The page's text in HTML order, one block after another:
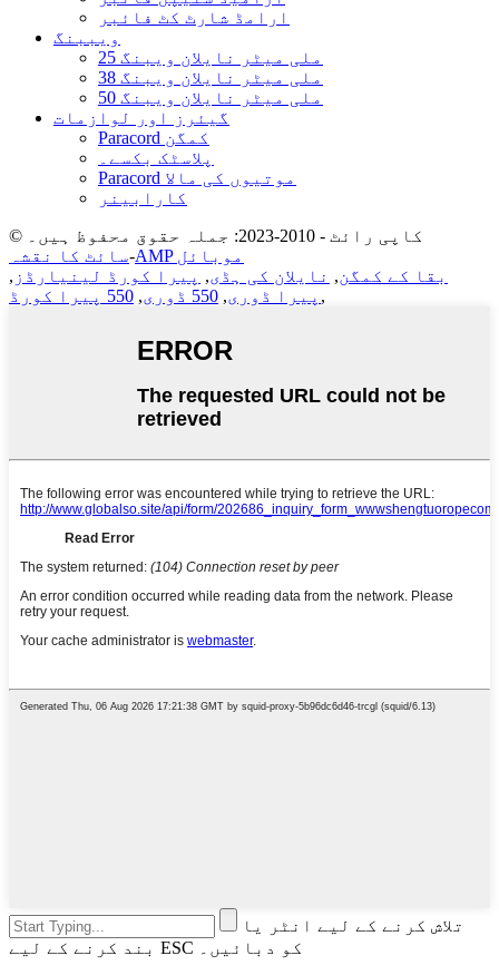
ارامڈ شارٹ کٹ فائبر
ویببنگ
25 ملی میٹر نایلان ویبنگ
38 ملی میٹر نایلان ویبنگ
50 ملی میٹر نایلان ویبنگ
گیئرز اور لوازمات
Paracord کمگن
پلاسٹک بکسے۔
Paracord موتیوں کی مالا
کارابینر
© کاپی رائٹ - 2010-2023: جملہ حقوق محفوظ ہیں۔
سائٹ کا نقشہ-
AMP موبائل
بقا کے کمگن, نایلان کی ہڈی, پیرا کورڈ لینیارڈز ,
پیرا ڈوری, 550 ڈوری , 550 پیرا کورڈ ,
تلاش کرنے کے لیے انٹر یا
بند کرنے کے لیے ESC کو دبائیں۔